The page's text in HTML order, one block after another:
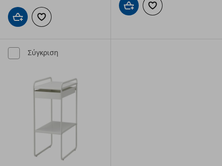
Προσθήκη στο καλάθι
Προσθήκη στα αγαπημένα
Προσθήκη στο καλάθι
Προσθήκη στα
Σύγκριση